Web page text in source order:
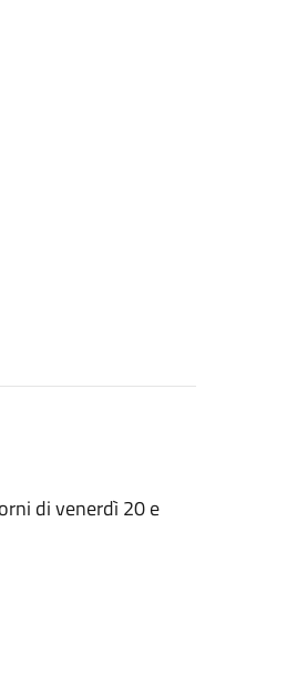
di venerdì 20 e